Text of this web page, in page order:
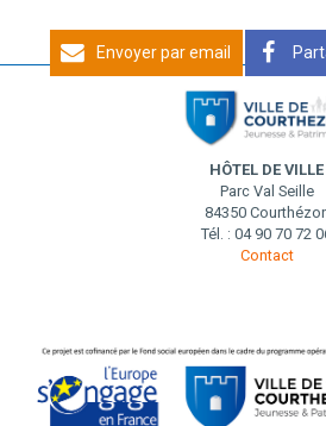
Envoyer par email
HÔTEL DE VILLE
Parc Val Seille
84350
Tél. : 04 90 70 72
Contact